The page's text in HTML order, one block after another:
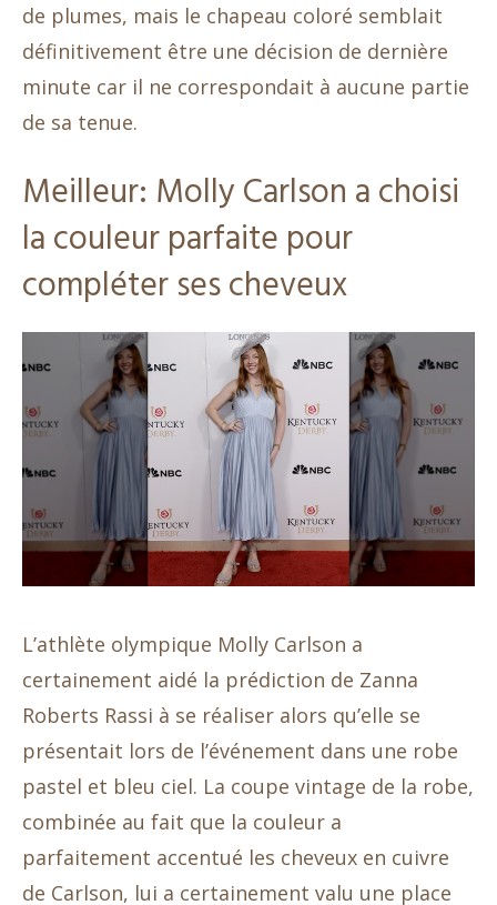
de plumes, mais le chapeau coloré semblait
définitivement être une décision de dernière
minute car il ne correspondait à aucune partie
de sa tenue.
Meilleur: Molly Carlson a choisi
la couleur parfaite pour
compléter ses cheveux
L’athlète olympique Molly Carlson a
certainement aidé la prédiction de Zanna
Roberts Rassi à se réaliser alors qu’elle se
présentait lors de l’événement dans une robe
pastel et bleu ciel. La coupe vintage de la robe,
combinée au fait que la couleur a
parfaitement accentué les cheveux en cuivre
de Carlson, lui a certainement valu une place